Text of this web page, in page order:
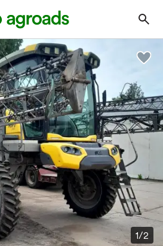
1/2